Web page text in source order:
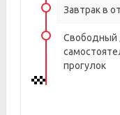
Завтрак в
Свободный
прогулок